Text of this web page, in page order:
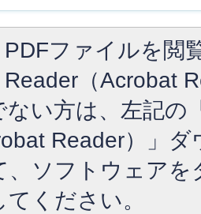
PDFファイルを閲
Reader（Acrobat
い方は、左記の
Reader）」
、ソフトウェア
ください。